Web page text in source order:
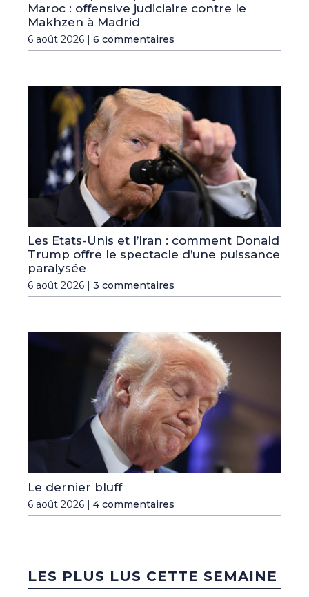
Maroc : offensive judiciaire contre le
Makhzen à Madrid
6 août 2026 | 6 commentaires
Les Etats-Unis et l’Iran : comment Donald
Trump offre le spectacle d’une puissance
paralysée
6 août 2026 | 3 commentaires
Le dernier bluff
6 août 2026 | 4 commentaires
LES PLUS LUS CETTE SEMAINE